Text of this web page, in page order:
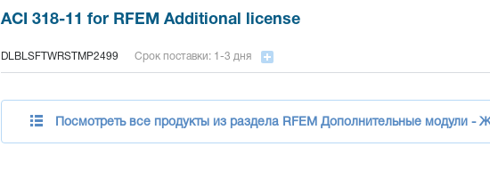
ACI 318-11 for RFEM Additional license
DLBLSFTWRSTMP2499 Срок поставки: 1-3 дня
Посмотреть все продукты из раздела RFEM Дополнительные модули -